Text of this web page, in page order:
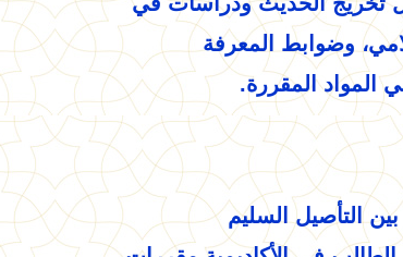
وضوابط المعرفة
التأصيل السليم